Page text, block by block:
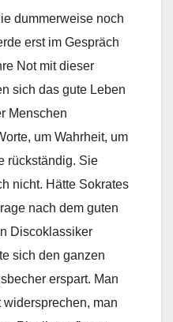
dummerweise noch
erst im Gespräch
Not mit dieser
sich das gute Leben
Menschen
um Wahrheit, um
rückständig. Sie
nicht. Hätte Sokrates
nach dem guten
Discoklassiker
sich den ganzen
erspart. Man
man